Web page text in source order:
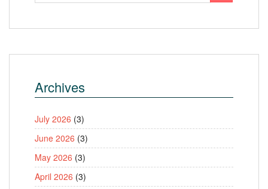
Archives
July 2026 (3)
June 2026 (3)
May 2026 (3)
April 2026 (3)